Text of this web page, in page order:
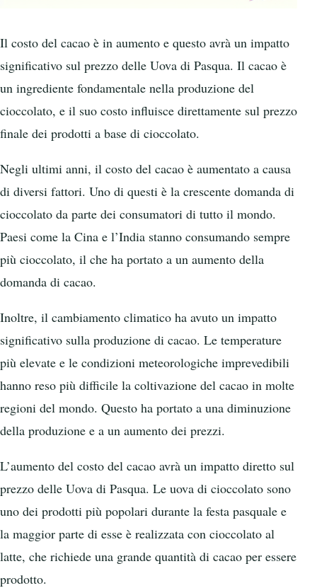
Il costo del cacao è in aumento e questo avrà un impatto
significativo sul prezzo delle Uova di Pasqua. Il cacao è
un ingrediente fondamentale nella produzione del
cioccolato, e il suo costo influisce direttamente sul prezzo
finale dei prodotti a base di cioccolato.
Negli ultimi anni, il costo del cacao è aumentato a causa
di diversi fattori. Uno di questi è la crescente domanda di
cioccolato da parte dei consumatori di tutto il mondo.
Paesi come la Cina e l’India stanno consumando sempre
più cioccolato, il che ha portato a un aumento della
domanda di cacao.
Inoltre, il cambiamento climatico ha avuto un impatto
significativo sulla produzione di cacao. Le temperature
più elevate e le condizioni meteorologiche imprevedibili
hanno reso più difficile la coltivazione del cacao in molte
regioni del mondo. Questo ha portato a una diminuzione
della produzione e a un aumento dei prezzi.
L’aumento del costo del cacao avrà un impatto diretto sul
prezzo delle Uova di Pasqua. Le uova di cioccolato sono
uno dei prodotti più popolari durante la festa pasquale e
la maggior parte di esse è realizzata con cioccolato al
latte, che richiede una grande quantità di cacao per essere
prodotto.